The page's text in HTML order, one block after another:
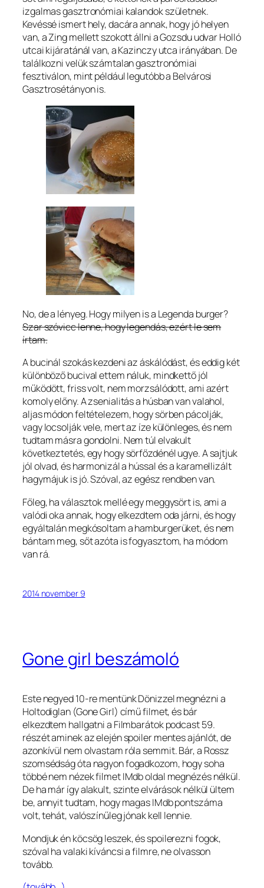
izgalmas gasztronómiai kalandok születnek.
Kevéssé ismert hely, dacára annak, hogy jó helyen
van, a Zing mellett szokott állni a Gozsdu udvar Holló
utcai kijáratánál van, a Kazinczy utca irányában. De
találkozni velük számtalan gasztronómiai
fesztiválon, mint például legutóbb a Belvárosi
Gasztrosétányon is.
No, de a lényeg. Hogy milyen is a Legenda burger?
Szar szóvicc lenne, hogy legendás, ezért le sem
írtam.
A bucinál szokás kezdeni az áskálódást, és eddig két
különböző bucival ettem náluk, mindkettő jól
működött, friss volt, nem morzsálódott, ami azért
komoly előny. A zsenialitás a húsban van valahol,
aljas módon feltételezem, hogy sörben pácolják,
vagy locsolják vele, mert az íze különleges, és nem
tudtam másra gondolni. Nem túl elvakult
következtetés, egy hogy sörfőzdénél ugye. A sajtjuk
jól olvad, és harmonizál a hússal és a karamellizált
hagymájuk is jó. Szóval, az egész rendben van.
Főleg, ha választok mellé egy meggysört is, ami a
valódi oka annak, hogy elkezdtem oda járni, és hogy
egyáltalán megkósoltam a hamburgerüket, és nem
bántam meg, sőt azóta is fogyasztom, ha módom
van rá.
2014 november 9
Gone girl beszámoló
Este negyed 10-re mentünk Dönizzel megnézni a
Holtodiglan (Gone Girl) című filmet, és bár
elkezdtem hallgatni a Filmbarátok podcast 59.
részét aminek az elején spoiler mentes ajánlót, de
azonkívül nem olvastam róla semmit. Bár, a Rossz
szomsédság óta nagyon fogadkozom, hogy soha
többé nem nézek filmet IMdb oldal megnézés nélkül.
De ha már így alakult, szinte elvárások nélkül ültem
be, annyit tudtam, hogy magas IMdb pontszáma
volt, tehát, valószínűleg jónak kell lennie.
Mondjuk én köcsög leszek, és spoilerezni fogok,
szóval ha valaki kíváncsi a filmre, ne olvasson
tovább.